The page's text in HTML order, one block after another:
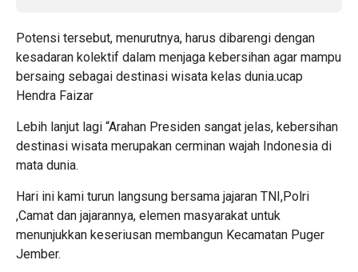
Potensi tersebut, menurutnya, harus dibarengi dengan
kesadaran kolektif dalam menjaga kebersihan agar mampu
bersaing sebagai destinasi wisata kelas dunia.ucap
Hendra Faizar
Lebih lanjut lagi “Arahan Presiden sangat jelas, kebersihan
destinasi wisata merupakan cerminan wajah Indonesia di
mata dunia.
Hari ini kami turun langsung bersama jajaran TNI,Polri
,Camat dan jajarannya, elemen masyarakat untuk
menunjukkan keseriusan membangun Kecamatan Puger
Jember.